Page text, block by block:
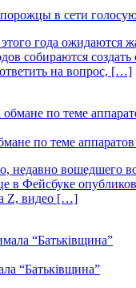
в сети
года ожидаются
собираются
на вопрос, […]
по теме
недавно
Фейсбуке
Z, видео […]
“Батьківщина”